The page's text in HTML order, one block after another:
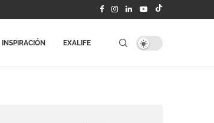
INSPIRACIÓN EXALIFE